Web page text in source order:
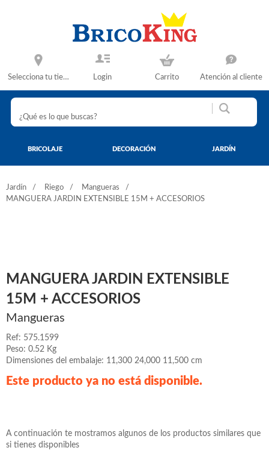
Selecciona tu tienda Login Carrito Atención al cliente
BRICOLAJE DECORACIÓN JARDÍN
Jardín Riego
Mangueras
MANGUERA JARDIN EXTENSIBLE 15M + ACCESORIOS
MANGUERA JARDIN EXTENSIBLE
15M + ACCESORIOS
Mangueras
Ref: 575.1599
Peso: 0.52 Kg
Dimensiones del embalaje: 11,300 24,000 11,500 cm
Este producto ya no está disponible.
A continuación te mostramos algunos de los productos similares que
si tienes disponibles